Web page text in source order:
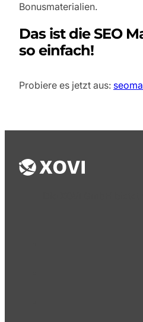
Bonusmaterialien.
Das ist die SEO
so einfach!
Probiere es jetzt aus:
Die XOVI GmbH